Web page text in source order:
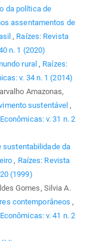
da política de
assentamentos de
, Raízes: Revista
n. 1 (2020)
rural , Raízes:
v. 34 n. 1 (2014)
Amazonas,
sustentável ,
v. 31 n. 2
sustentabilidade da
, Raízes: Revista
(1999)
Gomes, Silvia A.
contemporâneos ,
v. 41 n. 2